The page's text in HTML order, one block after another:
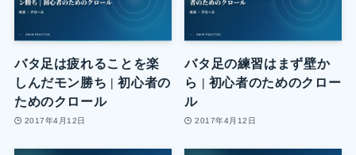
バタ足は疲れることを楽
しんだモン勝ち | 初心者の
ためのクロール
2017年4月12日
バタ足の練習はまず壁か
ら | 初心者のためのクロー
ル
2017年4月12日